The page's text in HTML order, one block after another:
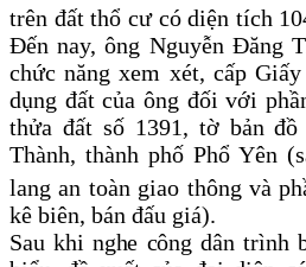
trên đất thổ cư có diện tích
Đến nay, ông Nguyễn Đăng
chức năng xem xét, cấp
dụng đất của ông đối với
thửa đất số 1391, tờ bản
Thành, thành phố Phổ Yên
lang an toàn giao thông và
kê biên, bán đấu giá).
Sau khi nghe công dân trình